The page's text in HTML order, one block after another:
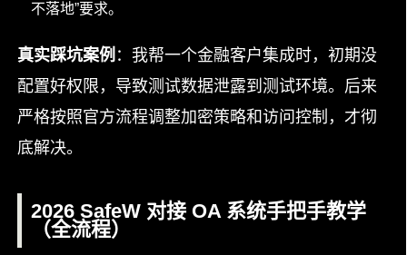
不落地”要求。
真实踩坑案例 ：我帮一个金融客户集成时，初期没
配置好权限，导致测试数据泄露到测试环境。后来
严格按照官方流程调整加密策略和访问控制，才彻
底解决。
2026 SafeW 对接 OA 系统手把手教学
（全流程）